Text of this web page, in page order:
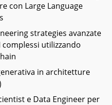
con Large Language
strategies avanzate
utilizzando
in architetture
e Data Engineer per